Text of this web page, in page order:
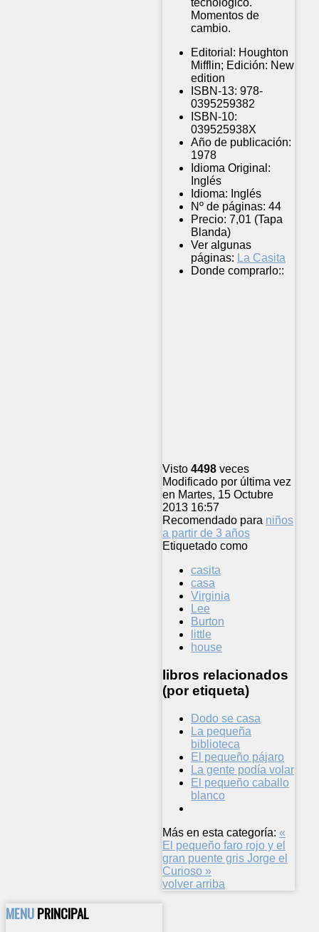
tecnológico.
Momentos de
cambio.
Editorial: Houghton
Mifflin; Edición: New
edition
ISBN-13: 978-
0395259382
ISBN-10:
039525938X
Año de publicación:
1978
Idioma Original:
Inglés
Idioma: Inglés
Nº de páginas: 44
Precio: 7,01 (Tapa
Blanda)
Ver algunas
páginas: La Casita
Donde comprarlo::
Visto 4498 veces
Modificado por última vez
en Martes, 15 Octubre
2013 16:57
Recomendado para niños
a partir de 3 años
Etiquetado como
casita
casa
Virginia
Lee
Burton
little
house
libros relacionados
(por etiqueta)
Dodo se casa
La pequeña
biblioteca
El pequeño pájaro
La gente podía volar
El pequeño caballo
blanco
Más en esta categoría: «
El pequeño faro rojo y el
gran puente gris Jorge el
Curioso »
volver arriba
MENUPRINCIPAL